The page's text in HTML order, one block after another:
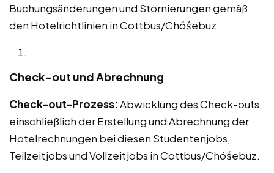
Buchungsänderungen und Stornierungen gemäß
den Hotelrichtlinien in Cottbus/Chóśebuz.
Check-out und Abrechnung
Check-out-Prozess:Abwicklung des Check-outs,
einschließlich der Erstellung und Abrechnung der
Hotelrechnungen bei diesen Studentenjobs,
Teilzeitjobs und Vollzeitjobs in Cottbus/Chóśebuz.